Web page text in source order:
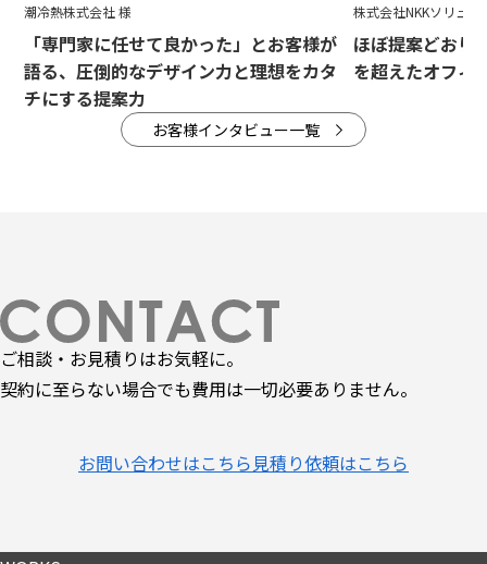
潮冷熱株式会社 様
「専門家に任せて良かった」とお客様が
語る、圧倒的なデザイン力と理想をカタ
チにする提案力
株式会社NKKソリュー
ほぼ提案どおり
を超えたオフィ
お客様インタビュー一覧
ご相談・お見積りはお気軽に。
契約に至らない場合でも費用は一切必要ありません。
お問い合わせはこちら 見積り依頼はこちら